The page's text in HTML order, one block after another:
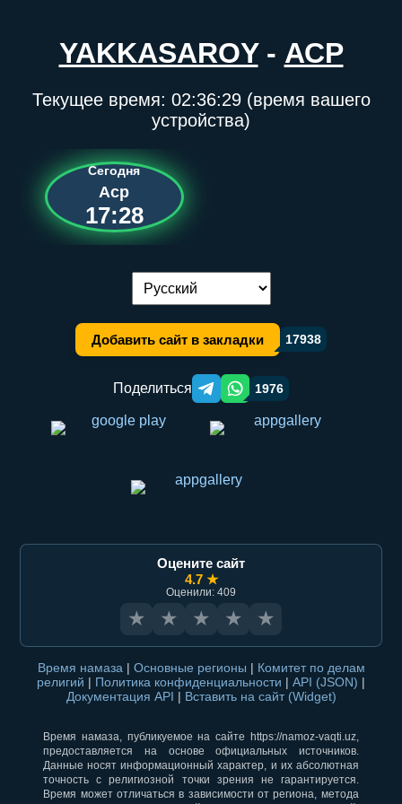
YAKKASAROY- АСР
Текущее время: 02:36:29(время вашего
устройства)
Сегодня
Аср
17:28
Переключение языка:
Добавить сайт в закладки 17938
Поделиться Telegram orqali ulashish
WhatsApp orqali ulashish
1976
Оцените сайт
4.7 ★
Оценили: 409
★ ★ ★ ★ ★
Время намаза | Основные регионы | Комитет по делам
религий | Политика конфиденциальности | API (JSON) |
Документация API | Вставить на сайт (Widget)
Время намаза, публикуемое на сайте https://namoz-vaqti.uz,
предоставляется на основе официальных источников.
Данные носят информационный характер, и их абсолютная
точность с религиозной точки зрения не гарантируется.
Время может отличаться в зависимости от региона, метода